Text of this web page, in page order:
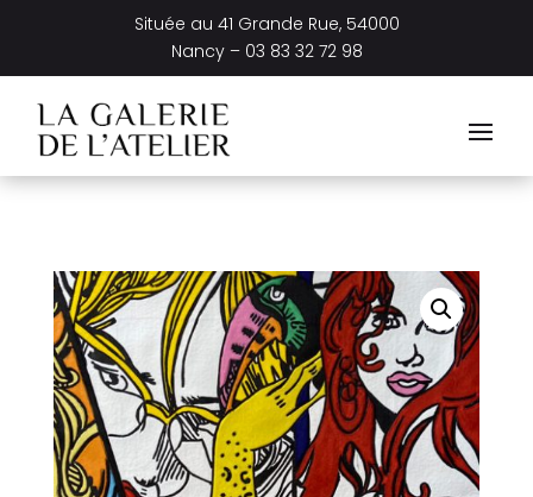
Située au 41 Grande Rue, 54000
Nancy – 03 83 32 72 98